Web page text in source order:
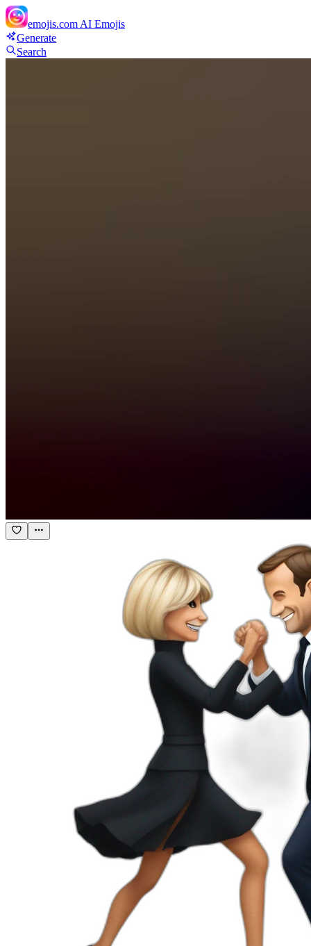
emojis.com AI Emojis
Generate
Search